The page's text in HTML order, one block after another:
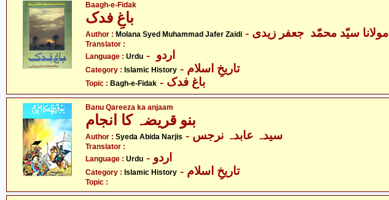
Baagh-e-Fidak
Author : Molana Syed Muhammad Jafer Zaidi - مولانا سیّد محمّد جعفر زیدی
Translator :
Language : Urdu
Category : Islamic History - تاریخِ اسلام
Topic : Bagh-e-Fidak - باغ فدک
Banu Qareeza ka anjaam
بنو قریضہ کا انجام
Author : Syeda Abida Narjis - سیدہ عابدہ نرجس
Translator :
Language : Urdu - اردو
Category : Islamic History - تاریخِ اسلام
Topic :